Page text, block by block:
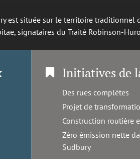
est située sur le territoire traditionnel
signataires du Traité Robinson-
Initiatives de
Des rues complètes
Projet de
Construction routière
Zéro émission nette
Sudbury